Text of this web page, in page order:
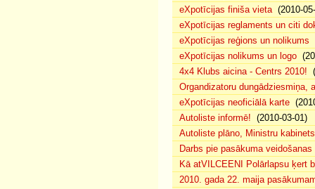
eXpotīcijas finiša vieta(2010-
eXpotīcijas reglaments un citi
eXpotīcijas reģions un nolikums
eXpotīcijas nolikums un logo
4x4 Klubs aicina - Centrs 2010!
Organdizatoru dungādziesmiņa,
eXpotīcijas neoficiālā karte
Autoliste informē! (2010-03-01)
Autoliste plāno, Ministru
Darbs pie pasākuma
Kā atVILCEENI Polārlapsu ķert
2010. gada 22. maija